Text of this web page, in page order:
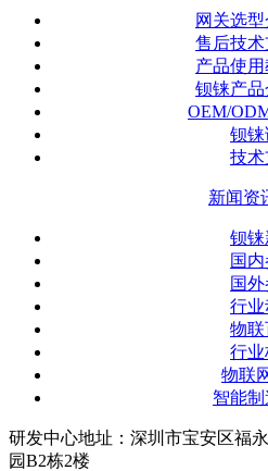
网关选
售后技
产品使
钡铼产
OEM/
钡铼
技
新闻资
钡铼
国
国
行
物
行
物联
智能
研发中心地址：深圳市宝安区福
园B2栋2楼